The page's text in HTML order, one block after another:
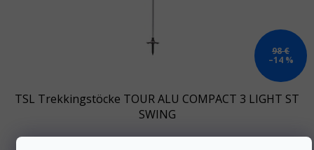
98 €
–14 %
TSL Trekkingstöcke TOUR ALU COMPACT 3 LIGHT ST
SWING